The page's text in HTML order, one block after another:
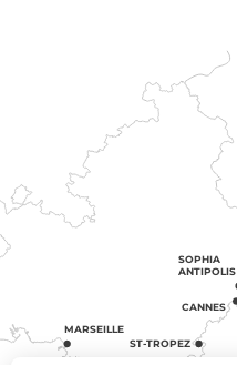
ST-TROPEZ
MARSEILLE
CANNES
SOPHIA
ANTIPOLIS